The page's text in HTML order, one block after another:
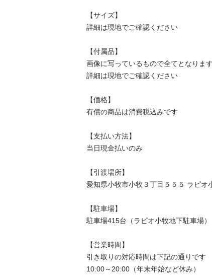
【サイズ】
詳細は現地でご確認ください
【付属品】
画像に写っているもので全てとなります
詳細は現地でご確認ください
【価格】
有償の商品は消費税込みです
【⽀払い⽅法】
当⽇現⾦払いのみ
【引渡場所】
愛知県小牧市小牧３丁目５５５ ラピオ
【駐⾞場】
駐車場415台（ラピオ小牧地下駐車場）
【営業時間】
引き取りの対応時間は下記の通りです
10:00～20:00（年末年始など休み）